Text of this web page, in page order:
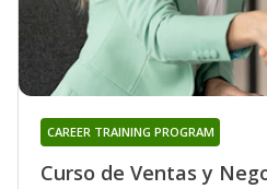
Curso de Ventas y
CAREER TRAINING PROGRAM